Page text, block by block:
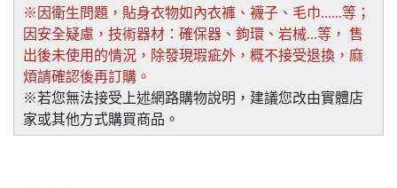
※因衛生問題，貼身衣物如內衣褲、襪子、毛巾......等；
因安全疑慮，技術器材：確保器、鉤環、岩械...等， 售
出後未使用的情況，除發現瑕疵外，概不接受退換，麻
煩請確認後再訂購。
※若您無法接受上述網路購物說明，建議您改由實體店
家或其他方式購買商品。